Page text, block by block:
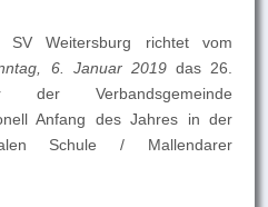
SV Weitersburg richtet vom
6. Januar 2019das 26.
der Verbandsgemeinde
Anfang des Jahres in der
Schule / Mallendarer